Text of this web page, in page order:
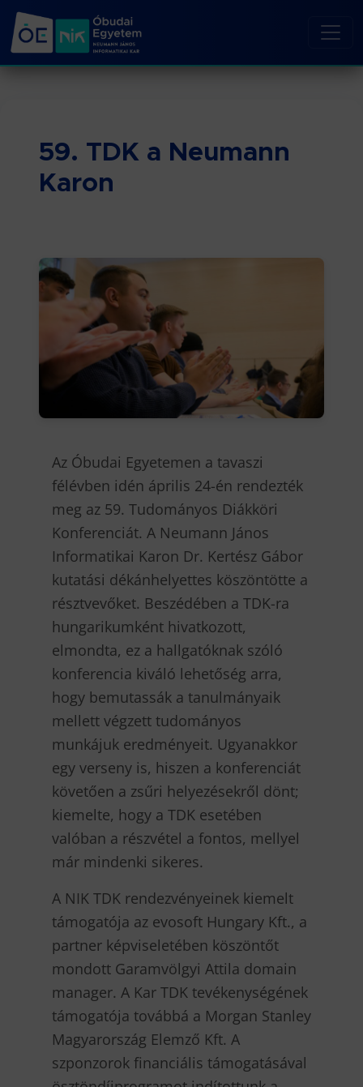
59. TDK a Neumann
Karon
Az Óbudai Egyetemen a tavaszi
félévben idén április 24-én rendezték
meg az 59. Tudományos Diákköri
Konferenciát. A Neumann János
Informatikai Karon Dr. Kertész Gábor
kutatási dékánhelyettes köszöntötte a
résztvevőket. Beszédében a TDK-ra
hungarikumként hivatkozott,
elmondta, ez a hallgatóknak szóló
konferencia kiváló lehetőség arra,
hogy bemutassák a tanulmányaik
mellett végzett tudományos
munkájuk eredményeit. Ugyanakkor
egy verseny is, hiszen a konferenciát
követően a zsűri helyezésekről dönt;
kiemelte, hogy a TDK esetében
valóban a részvétel a fontos, mellyel
már mindenki sikeres.
A NIK TDK rendezvényeinek kiemelt
támogatója az evosoft Hungary Kft., a
partner képviseletében köszöntőt
mondott Garamvölgyi Attila domain
manager. A Kar TDK tevékenységének
támogatója továbbá a Morgan Stanley
Magyarország Elemző Kft. A
szponzorok financiális támogatásával